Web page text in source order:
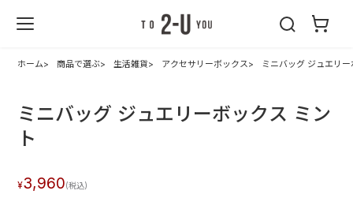
ホーム 商品で選ぶ 生活雑貨 アクセサリーボックス ミニバッグ ジュエリ
ミニバッグ ジュエリーボックス ミン
ト
3,960